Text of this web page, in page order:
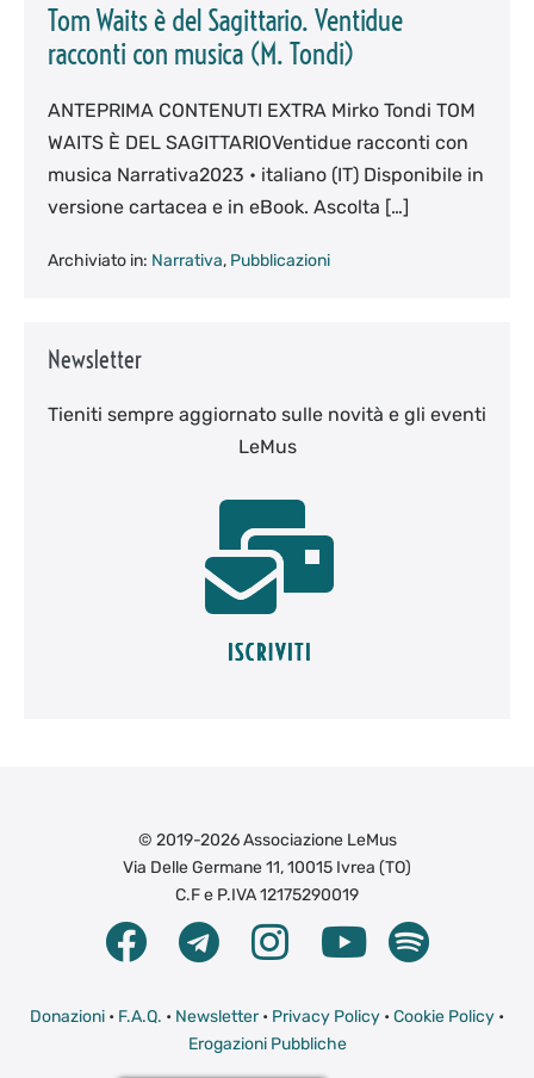
Tom Waits è del Sagittario. Ventidue
racconti con musica (M. Tondi)
ANTEPRIMA CONTENUTI EXTRA Mirko Tondi TOM
WAITS È DEL SAGITTARIOVentidue racconti con
musica Narrativa2023 • italiano (IT) Disponibile in
versione cartacea e in eBook. Ascolta […]
Archiviato in: Narrativa, Pubblicazioni
Newsletter
Tieniti sempre aggiornato sulle novità e gli eventi
LeMus
© 2019-2026 Associazione LeMus
Via Delle Germane 11, 10015 Ivrea (TO)
C.F e P.IVA 12175290019
Donazioni • F.A.Q. • Newsletter• Privacy Policy • Cookie Policy •
Erogazioni Pubbliche